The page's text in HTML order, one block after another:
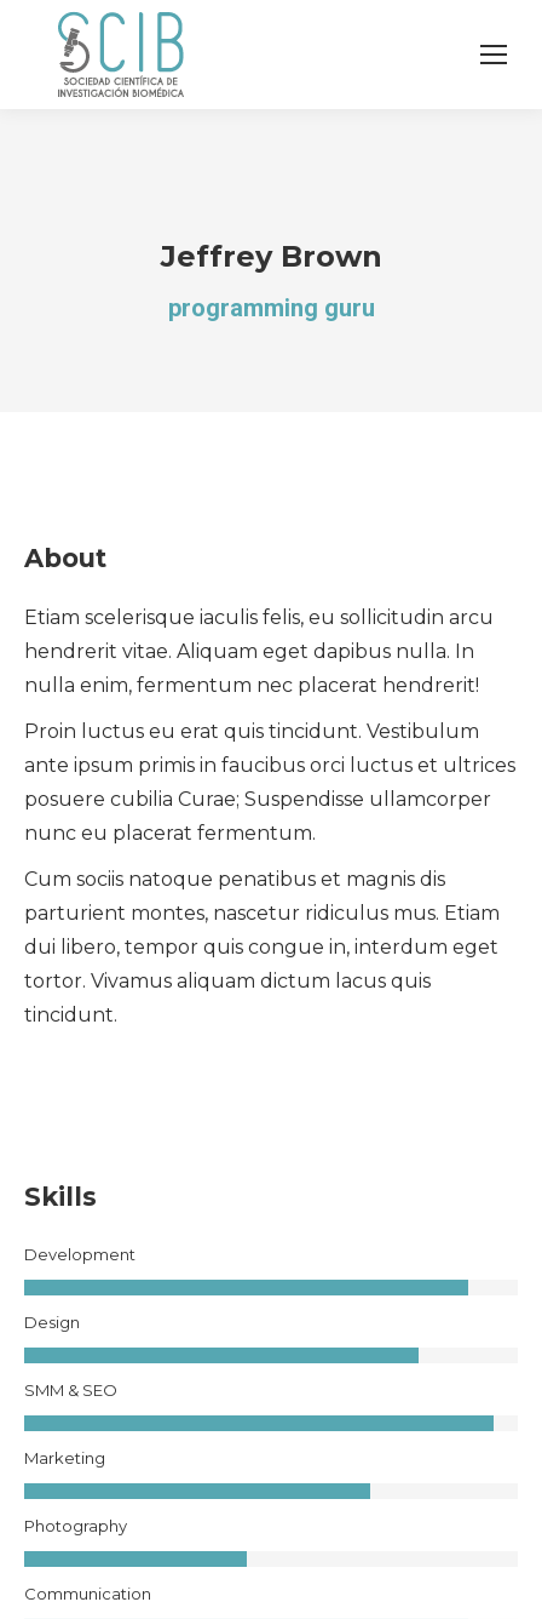
Jeffrey Brown
programming guru
About
Etiam scelerisque iaculis felis, eu sollicitudin arcu
hendrerit vitae. Aliquam eget dapibus nulla. In
nulla enim, fermentum nec placerat hendrerit!
Proin luctus eu erat quis tincidunt. Vestibulum
ante ipsum primis in faucibus orci luctus et ultrices
posuere cubilia Curae; Suspendisse ullamcorper
nunc eu placerat fermentum.
Cum sociis natoque penatibus et magnis dis
parturient montes, nascetur ridiculus mus. Etiam
dui libero, tempor quis congue in, interdum eget
tortor. Vivamus aliquam dictum lacus quis
tincidunt.
Skills
Development
Design
SMM & SEO
Marketing
Photography
Communication